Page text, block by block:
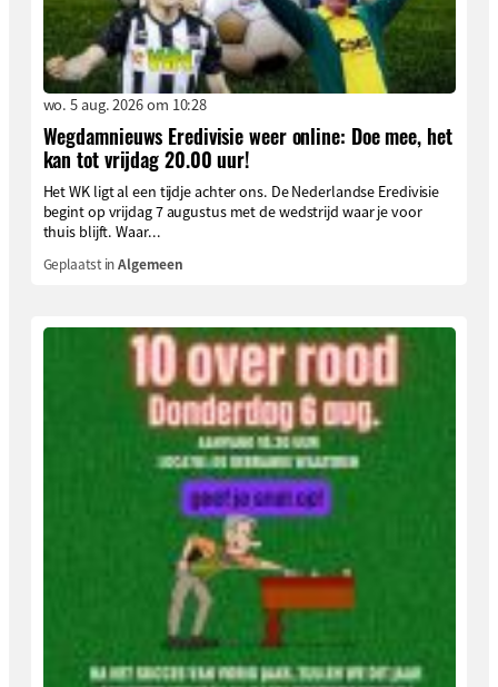
wo. 5 aug. 2026 om 10:28
Wegdamnieuws Eredivisie weer online: Doe mee, het
kan tot vrijdag 20.00 uur!
Het WK ligt al een tijdje achter ons. De Nederlandse Eredivisie
begint op vrijdag 7 augustus met de wedstrijd waar je voor
thuis blijft. Waar...
Geplaatst inAlgemeen